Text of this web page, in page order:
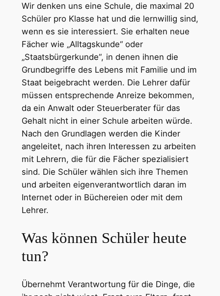
Wir denken uns eine Schule, die maximal 20
Schüler pro Klasse hat und die lernwillig sind,
wenn es sie interessiert. Sie erhalten neue
Fächer wie „Alltagskunde“ oder
„Staatsbürgerkunde“, in denen ihnen die
Grundbegriffe des Lebens mit Familie und im
Staat beigebracht werden. Die Lehrer dafür
müssen entsprechende Anreize bekommen,
da ein Anwalt oder Steuerberater für das
Gehalt nicht in einer Schule arbeiten würde.
Nach den Grundlagen werden die Kinder
angeleitet, nach ihren Interessen zu arbeiten
mit Lehrern, die für die Fächer spezialisiert
sind. Die Schüler wählen sich ihre Themen
und arbeiten eigenverantwortlich daran im
Internet oder in Büchereien oder mit dem
Lehrer.
Was können Schüler heute
tun?
Übernehmt Verantwortung für die Dinge, die